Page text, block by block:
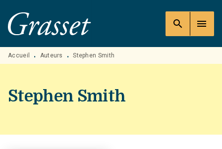
MENU RECHERCHE
PIED DE PAGE
search menu
Accueil • Auteurs • Stephen Smith
Stephen Smith